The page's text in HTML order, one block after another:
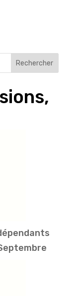
Rechercher